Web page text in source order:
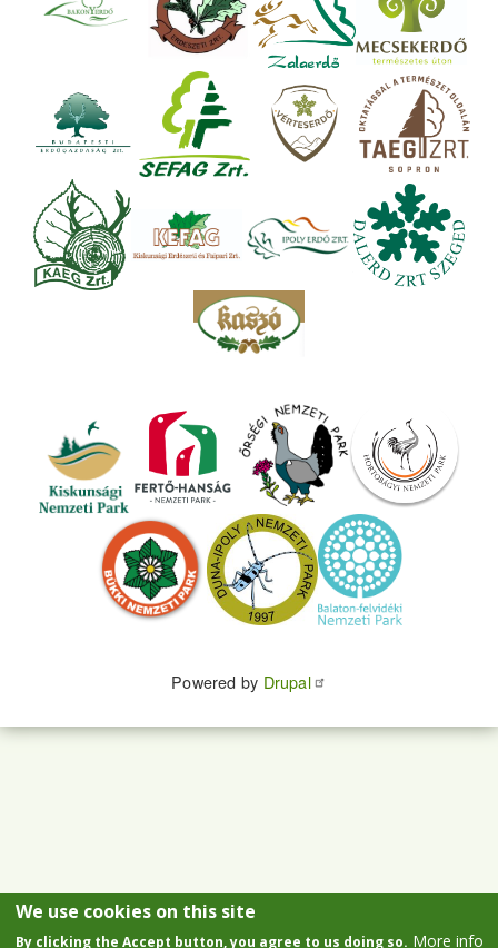
Powered by Drupal
We use cookies on this site
By clicking the Accept button, you agree to us doing so. More info